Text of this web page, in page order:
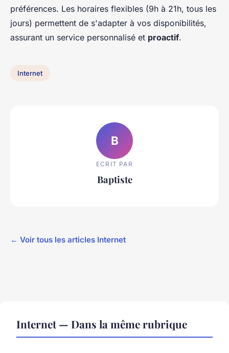
préférences. Les horaires flexibles (9h à 21h, tous les
jours) permettent de s'adapter à vos disponibilités,
assurant un service personnalisé et proactif.
Internet
B
ECRIT PAR
Baptiste
← Voir tous les articles Internet
Internet — Dans la même rubrique